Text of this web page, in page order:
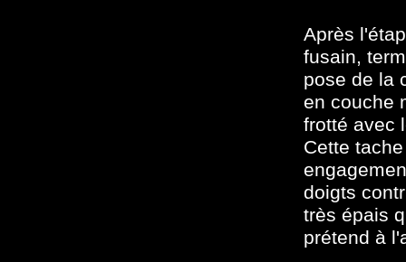
Après
fusain,
pose de la
en couche
frotté avec
Cette
doigts
très épais
prétend à